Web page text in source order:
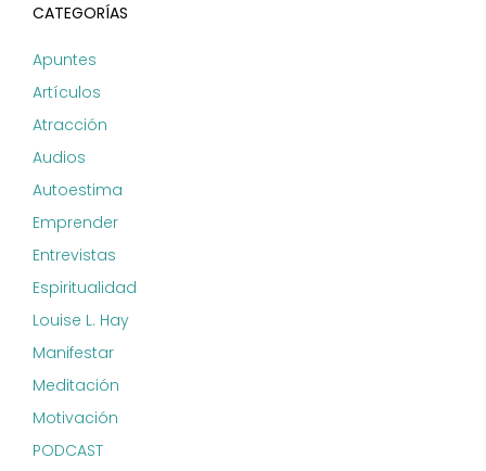
CATEGORÍAS
Apuntes
Artículos
Atracción
Audios
Autoestima
Emprender
Entrevistas
Espiritualidad
Louise L. Hay
Manifestar
Meditación
Motivación
PODCAST